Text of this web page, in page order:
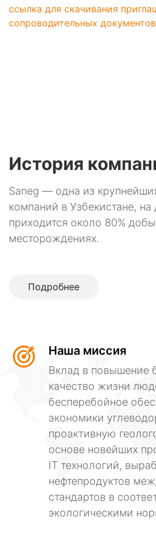
ссылка для скачивания
сопроводительных документов
История
Saneg — одна из
компаний в Узбекистане,
приходится около 80%
месторождениях.
Подробнее
Наша миссия
Вклад в повышение
качество жизни
бесперебойное
экономики
проактивную
основе новейших
IT технологий,
нефтепродуктов
стандартов в
экологическими